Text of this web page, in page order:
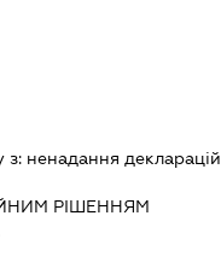
з: ненадання декларацiй
РIШЕННЯМ